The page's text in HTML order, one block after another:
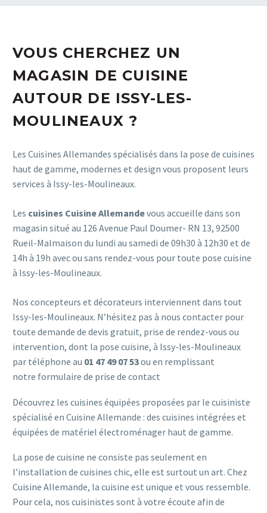
VOUS CHERCHEZ UN
MAGASIN DE CUISINE
AUTOUR DE ISSY-LES-
MOULINEAUX ?
Les Cuisines Allemandes spécialisés dans la pose de cuisines
haut de gamme, modernes et design vous proposent leurs
services à Issy-les-Moulineaux.
Les cuisines Cuisine Allemandevous accueille dans son
magasin situé au 126 Avenue Paul Doumer- RN 13, 92500
Rueil-Malmaison du lundi au samedi de 09h30 à 12h30 et de
14h à 19h avec ou sans rendez-vous pour toute pose cuisine
à Issy-les-Moulineaux.
Nos concepteurs et décorateurs interviennent dans tout
Issy-les-Moulineaux. N’hésitez pas à nous contacter pour
toute demande de devis gratuit, prise de rendez-vous ou
intervention, dont la pose cuisine, à Issy-les-Moulineaux
par téléphone au 01 47 49 07 53ou en remplissant
notre formulaire de prise de contact
Découvrez les cuisines équipées proposées par le cuisiniste
spécialisé en Cuisine Allemande : des cuisines intégrées et
équipées de matériel électroménager haut de gamme.
La pose de cuisine ne consiste pas seulement en
l’installation de cuisines chic, elle est surtout un art. Chez
Cuisine Allemande, la cuisine est unique et vous ressemble.
Pour cela, nos cuisinistes sont à votre écoute afin de